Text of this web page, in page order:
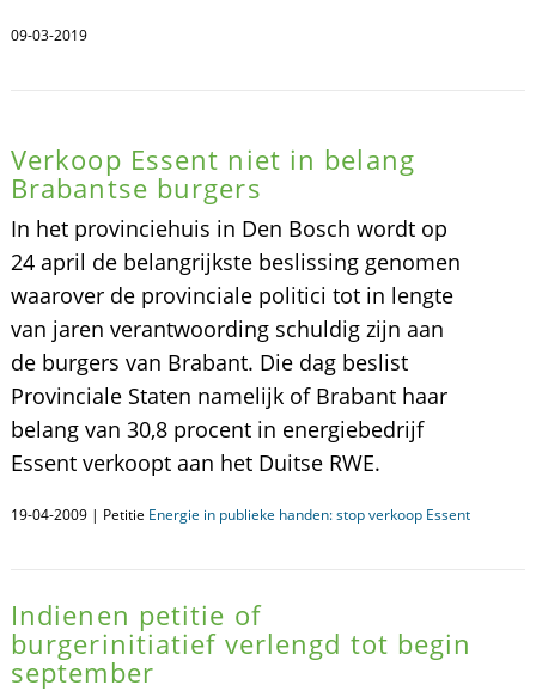
09-03-2019
Verkoop Essent niet in belang
Brabantse burgers
In het provinciehuis in Den Bosch wordt op
24 april de belangrijkste beslissing genomen
waarover de provinciale politici tot in lengte
van jaren verantwoording schuldig zijn aan
de burgers van Brabant. Die dag beslist
Provinciale Staten namelijk of Brabant haar
belang van 30,8 procent in energiebedrijf
Essent verkoopt aan het Duitse RWE.
19-04-2009 | Petitie Energie in publieke handen: stop verkoop Essent
Indienen petitie of
burgerinitiatief verlengd tot begin
september